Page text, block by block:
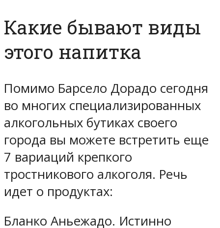
Какие бывают виды
этого напитка
Помимо Барсело Дорадо сегодня
во многих специализированных
алкогольных бутиках своего
города вы можете встретить еще
7 вариаций крепкого
тростникового алкоголя. Речь
идет о продуктах:
Бланко Аньежадо. Истинно